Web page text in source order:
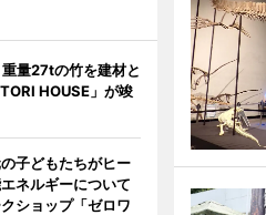
量27tの竹を建材と
HOUSE」が竣
子どもたちがヒー
ネルギーについて
ショップ「ゼロワ